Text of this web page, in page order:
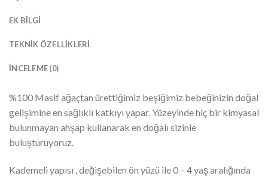
EK BILGI
TEKNIK ÖZELLIKLERI
İNCELEME (0)
%100 Masif ağaçtan ürettiğimiz beşiğimiz bebeğinizin doğal
gelişimine en sağlıklı katkıyı yapar. Yüzeyinde hiç bir kimyasal
bulunmayan ahşap kullanarak en doğalı sizinle
buluşturuyoruz.
Kademeli yapısı , değişebilen ön yüzü ile 0 – 4 yaş aralığında